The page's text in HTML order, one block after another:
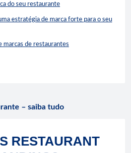
do seu restaurante
estratégia de marca forte para o seu
marcas de restaurantes
– saiba tudo
RESTAURANT